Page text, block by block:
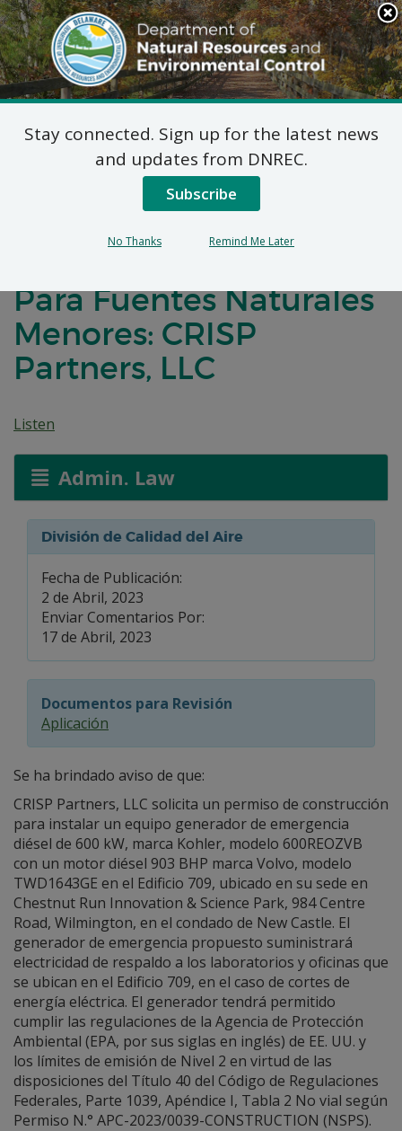
Search
This
Site
DNREC Menu
Título 7 del Código
Administrativo de
Delaware, Artículo 1102
Para Fuentes Naturales
Menores: CRISP
Partners, LLC
Listen
Admin. Law
División de Calidad del Aire
Fecha de Publicación:
2 de Abril, 2023
Enviar Comentarios Por:
17 de Abril, 2023
Documentos para Revisión
Aplicación
Se ha brindado aviso de que:
CRISP Partners, LLC solicita un permiso de construcción
para instalar un equipo generador de emergencia
diésel de 600 kW, marca Kohler, modelo 600REOZVB
con un motor diésel 903 BHP marca Volvo, modelo
TWD1643GE en el Edificio 709, ubicado en su sede en
Chestnut Run Innovation & Science Park, 984 Centre
Road, Wilmington, en el condado de New Castle. El
generador de emergencia propuesto suministrará
electricidad de respaldo a los laboratorios y oficinas que
se ubican en el Edificio 709, en el caso de cortes de
energía eléctrica. El generador tendrá permitido
cumplir las regulaciones de la Agencia de Protección
Ambiental (EPA, por sus siglas en inglés) de EE. UU. y
los límites de emisión de Nivel 2 en virtud de las
disposiciones del Título 40 del Código de Regulaciones
Federales, Parte 1039, Apéndice I, Tabla 2 No vial según
Permiso N.° APC-2023/0039-CONSTRUCTION (NSPS).
Stay connected. Sign up for the latest news
and updates from DNREC.
Subscribe
No Thanks Remind Me Later